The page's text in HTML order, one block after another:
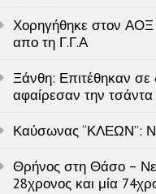
Χορηγήθηκε στον ΑΟΞ
απο τη Γ.Γ.Α
Ξάνθη: Επιτέθηκαν σε
αφαίρεσαν την
Καύσωνας “ΚΛΕΩΝ”:
Θρήνος στη Θάσο –
28χρονος και μία